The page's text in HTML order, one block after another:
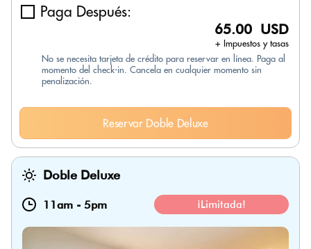
Paga Después:
65.00 USD
+ Impuestos y tasas
No se necesita tarjeta de crédito para reservar en línea. Paga al
momento del check-in. Cancela en cualquier momento sin
penalización.
Reservar Doble Deluxe
Doble Deluxe
11am - 5pm ¡Limitada!